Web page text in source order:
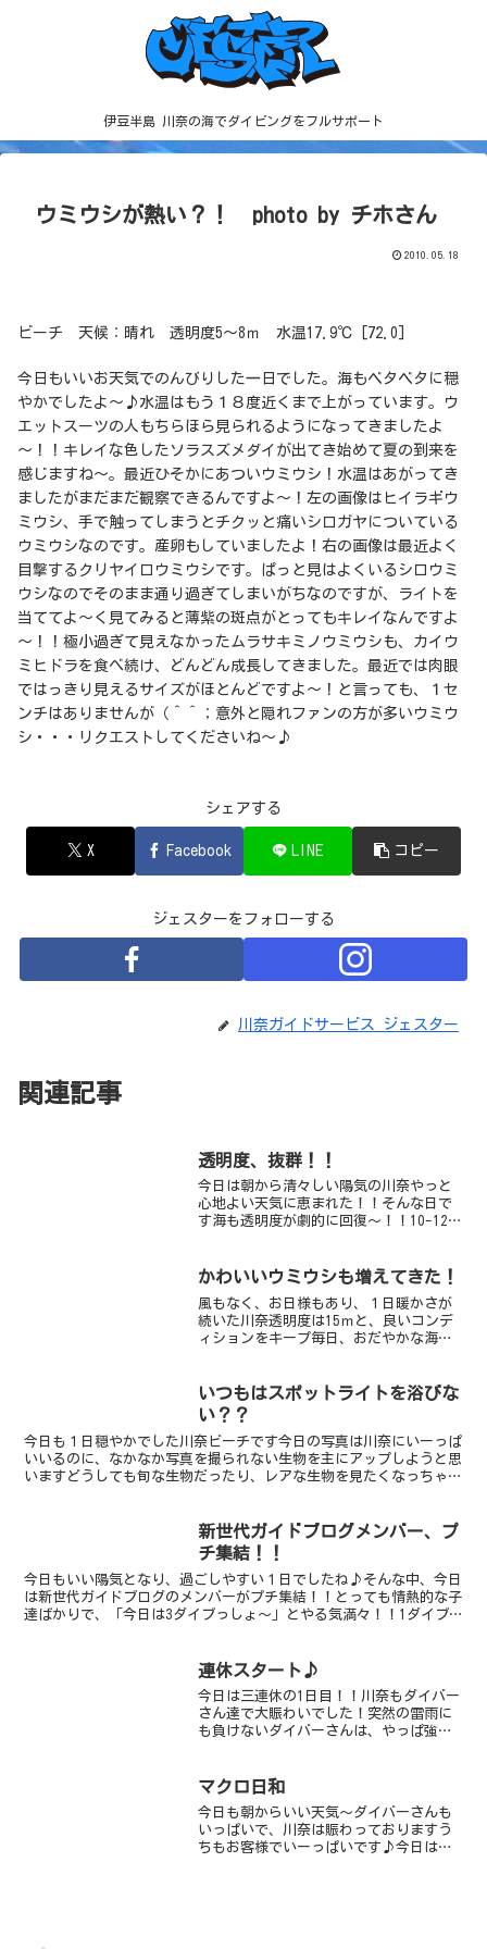
伊豆半島 川奈の海でダイビングをフルサポート
ウミウシが熱い？！ photo by チホさん
2010.05.18
ビーチ 天候：晴れ 透明度5～8ｍ 水温17.9℃ [72.0]
今日もいいお天気でのんびりした一日でした。海もベタベタに穏
やかでしたよ～♪水温はもう１８度近くまで上がっています。ウ
エットスーツの人もちらほら見られるようになってきましたよ
～！！キレイな色したソラスズメダイが出てき始めて夏の到来を
感じますね～。最近ひそかにあついウミウシ！水温はあがってき
ましたがまだまだ観察できるんですよ～！左の画像はヒイラギウ
ミウシ、手で触ってしまうとチクッと痛いシロガヤについている
ウミウシなのです。産卵もしていましたよ！右の画像は最近よく
目撃するクリヤイロウミウシです。ぱっと見はよくいるシロウミ
ウシなのでそのまま通り過ぎてしまいがちなのですが、ライトを
当ててよ～く見てみると薄紫の斑点がとってもキレイなんですよ
～！！極小過ぎて見えなかったムラサキミノウミウシも、カイウ
ミヒドラを食べ続け、どんどん成長してきました。最近では肉眼
ではっきり見えるサイズがほとんどですよ～！と言っても、１セ
ンチはありませんが（＾＾；意外と隠れファンの方が多いウミウ
シ・・・リクエストしてくださいね～♪
シェアする
X Facebook LINE コピー
ジェスターをフォローする
川奈ガイドサービス ジェスター
関連記事
透明度、抜群！！
今日は朝から清々しい陽気の川奈やっと
心地よい天気に恵まれた！！そんな日で
す海も透明度が劇的に回復～！！10-12ｍ
参りました水中は群れのオンパレー
かわいいウミウシも増えてきた！
風もなく、お日様もあり、１日暖かさが
続いた川奈透明度は15ｍと、良いコンデ
ィションをキープ毎日、おだやかな海が
イの幼魚、イガグリウミウシなどのウミ
ウシ類ムレハタタテダイ...
いつもはスポットライトを浴びな
い？？
今日も１日穏やかでした川奈ビーチです今日の写真は川奈にいーっぱ
いいるのに、なかなか写真を撮られない生物を主にアップしようと思
いますどうしても旬な生物だったり、レアな生物を見たくなっちゃい
新世代ガイドブログメンバー、プ
チ集結！！
今日もいい陽気となり、過ごしやすい１日でしたね♪そんな中、今日
は新世代ガイドブログのメンバーがプチ集結！！とっても情熱的な子
達ばかりで、「今日は3ダイブっしょ～」とやる気満々！！1ダイブ
連休スタート♪
今日は三連休の1日目！！川奈もダイバー
さん達で大賑わいでした！突然の雷雨に
も負けないダイバーさんは、やっぱ強い
るくらいべたなぎです♪連休最終日はま
マクロ日和
今日も朝からいい天気～ダイバーさんも
いっぱいで、川奈は賑わっておりますう
ちもお客様でいーっぱいです♪今日はジ